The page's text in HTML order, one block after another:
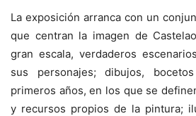
La exposición arranca con un
que centran la imagen de
gran escala, verdaderos
sus personajes; dibujos,
primeros años, en los que se
y recursos propios de la pintura;